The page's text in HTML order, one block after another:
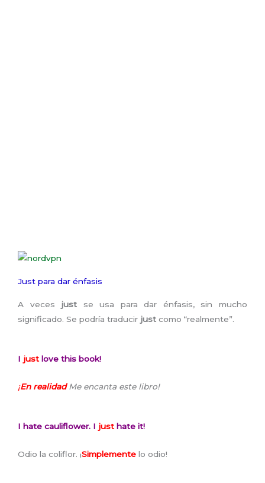
Just para dar énfasis
A veces just se usa para dar énfasis, sin mucho
significado. Se podría traducir just como “realmente”.
I just love this book!
¡En realidad Me encanta este libro!
I hate cauliflower. I just hate it!
Odio la coliflor. ¡Simplemente lo odio!